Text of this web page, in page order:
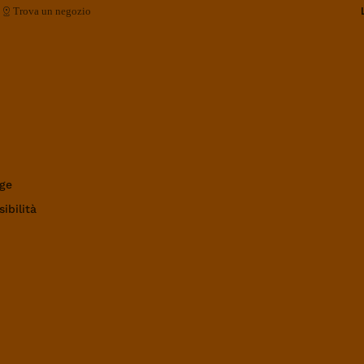
Trova un negozio